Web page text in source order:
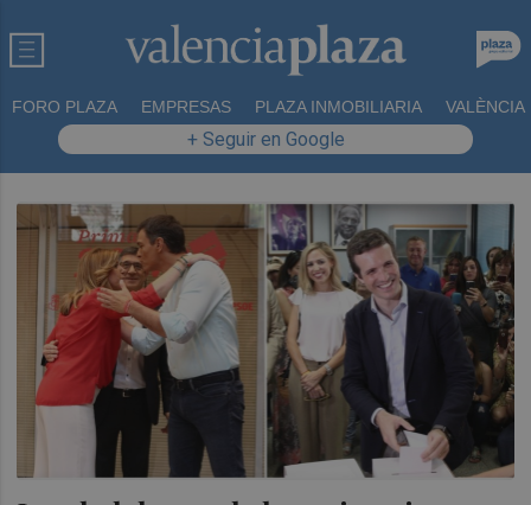
FORO PLAZA EMPRESAS PLAZA INMOBILIARIA VALÈNCIA
+ Seguir en Google